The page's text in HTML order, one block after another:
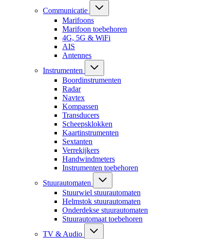
Communicatie
Marifoons
Marifoon toebehoren
4G, 5G & WiFi
AIS
Antennes
Instrumenten
Boordinstrumenten
Radar
Navtex
Kompassen
Transducers
Scheepsklokken
Kaartinstrumenten
Sextanten
Verrekijkers
Handwindmeters
Instrumenten toebehoren
Stuurautomaten
Stuurwiel stuurautomaten
Helmstok stuurautomaten
Onderdekse stuurautomaten
Stuurautomaat toebehoren
TV & Audio